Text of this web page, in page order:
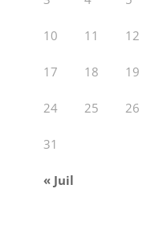
10 11 12
17 18 19
24 25 26
31
« Juil